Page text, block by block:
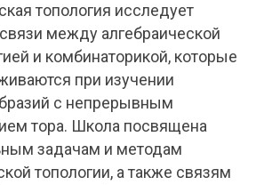
топология исследует
между алгебраической
и комбинаторикой, которые
при изучении
с непрерывным
тора. Школа посвящена
задачам и методам
топологии, а также связям